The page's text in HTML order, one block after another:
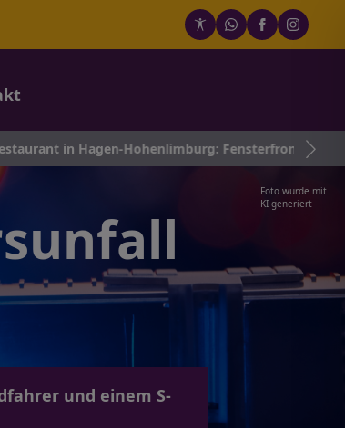
– Polizei sucht Zeugen
Foto wurde mit
KI generiert
und einem S-